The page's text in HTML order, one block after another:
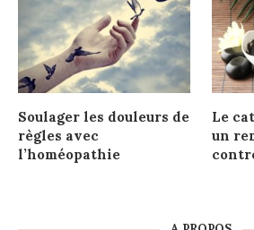
Soulager les douleurs de
règles avec
l’homéopathie
Le
un